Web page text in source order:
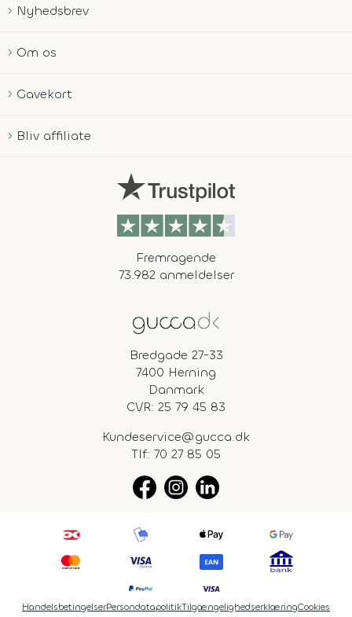
Nyhedsbrev
Om os
Gavekort
Bliv affiliate
Fremragende
73.982 anmeldelser
Bredgade 27-33
7400 Herning
Danmark
CVR: 25 79 45 83
Kundeservice@gucca.dk
Tlf: 70 27 85 05
HandelsbetingelserPersondatapolitikTilgængelighedserklæringCookies